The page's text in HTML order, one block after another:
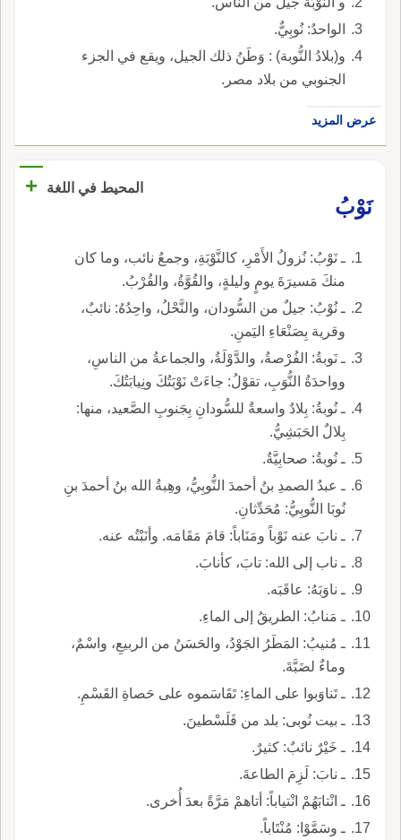
الواحدُ: نُوبِيٌّ.
و(بلادُ النُّوبة) : وَطَنُ ذلك الجيل، ويقع في الجزء
الجنوبي من بلاد مصر.
عرض المزيد
المحيط في اللغة
+
نَوْبُ
ـ نَوْبُ: نُزولُ الأَمْرِ، كالنَّوْبَةِ، وجمعُ نائب، وما كان
منكَ مَسيرَةَ يومٍ وليلةٍ، والقُوَّةُ، والقُرْبُ.
ـ نُوْبُ: جيلٌ من السُّودان، والنَّحْلُ، واحِدُهُ: نائبٌ،
وقرية بِصَنْعَاءِ اليَمنِ.
ـ نَوبةُ: الفُرْصةُ، والدَّوْلَةُ، والجماعةُ من الناسِ،
وواحدَةُ النُّوَبِ، تقوْلُ: جاءَتْ نَوْبَتُكَ ونِيابَتُكَ.
ـ نُوبةُ: بِلادٌ واسعةٌ للسُّودانِ بِجَنوبِ الصَّعيد، منها:
بِلالٌ الحَبَشِيُّ.
ـ نُوبةُ: صحابِيَّةٌ.
ـ عبدُ الصمدِ بنُ أحمدَ النُّوبِيُّ، وهِبةُ الله بنُ أحمدَ بنِ
نُوبَا النُّوبِيُّ: مُحَدِّثانِ.
ـ نابَ عنه نَوْباً ومَنَاباً: قامَ مَقَامَه. وأنَبْتُه عنه.
ـ ناب إلى الله: تابَ، كأنابَ.
ـ ناوَبَهُ: عاقَبَه.
ـ مَنابُ: الطريقُ إلى الماءِ.
ـ مُنيبُ: المَطَرُ الجَوْدُ، والحَسَنُ من الربيعِ، واسْمٌ،
وماءٌ لضَبَّةَ.
ـ تَناوَبوا على الماءِ: تَقَاسَموه على حَصاةِ القَسْمِ.
ـ بيت نُوبى: بلد من فَلَسْطينَ.
ـ خَيْرٌ نائبٌ: كثيرٌ.
ـ نابَ: لَزِمَ الطاعةَ.
ـ انْتابَهُمْ انْتياباً: أتاهمْ مَرَّةً بعدَ أُخرى.
ـ وسَمَّوْا: مُنْتَاباً.